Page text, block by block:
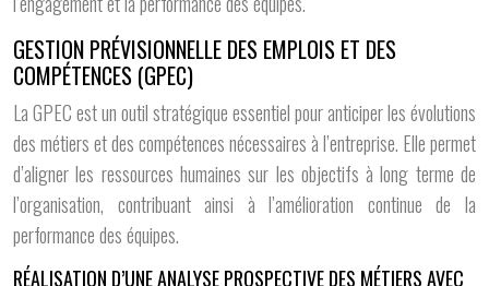
GESTION PRÉVISIONNELLE DES EMPLOIS ET DES
COMPÉTENCES (GPEC)
La GPEC est un outil stratégique essentiel pour anticiper les évolutions
des métiers et des compétences nécessaires à l’entreprise. Elle permet
d’aligner les ressources humaines sur les objectifs à long terme de
l’organisation, contribuant ainsi à l’amélioration continue de la
performance des équipes.
RÉALISATION D’UNE ANALYSE PROSPECTIVE DES MÉTIERS AVEC